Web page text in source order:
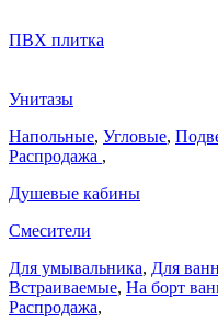
ПВХ плитка
Унитазы
Напольные, Угловые,
Распродажа ,
Душевые кабины
Смесители
Для умывальника, Для
Встраиваемые, На борт
Распродажа,